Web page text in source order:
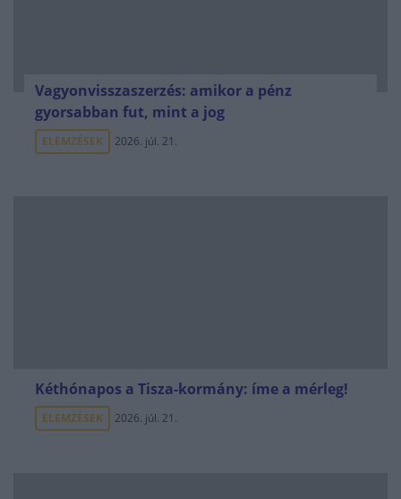
Vagyonvisszaszerzés: amikor a pénz
gyorsabban fut, mint a jog
ELEMZÉSEK 2026. júl. 21.
Kéthónapos a Tisza-kormány: íme a mérleg!
ELEMZÉSEK 2026. júl. 21.